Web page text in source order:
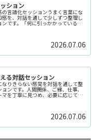
ション
言語化セッションうまく言葉にな
感を、対話を通して少しずつ整理し
です。「何に引っかかっているの
2026.07.06
る対話セッション
りきらない感覚を対話を通して整
ンです。人間関係、ご縁、仕事、
を丁寧に見つめ、必要に応じてカ
2026.07.06